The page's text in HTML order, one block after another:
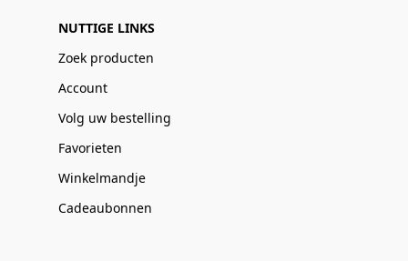
NUTTIGE LINKS
Zoek producten
Account
Volg uw bestelling
Favorieten
Winkelmandje
Cadeaubonnen